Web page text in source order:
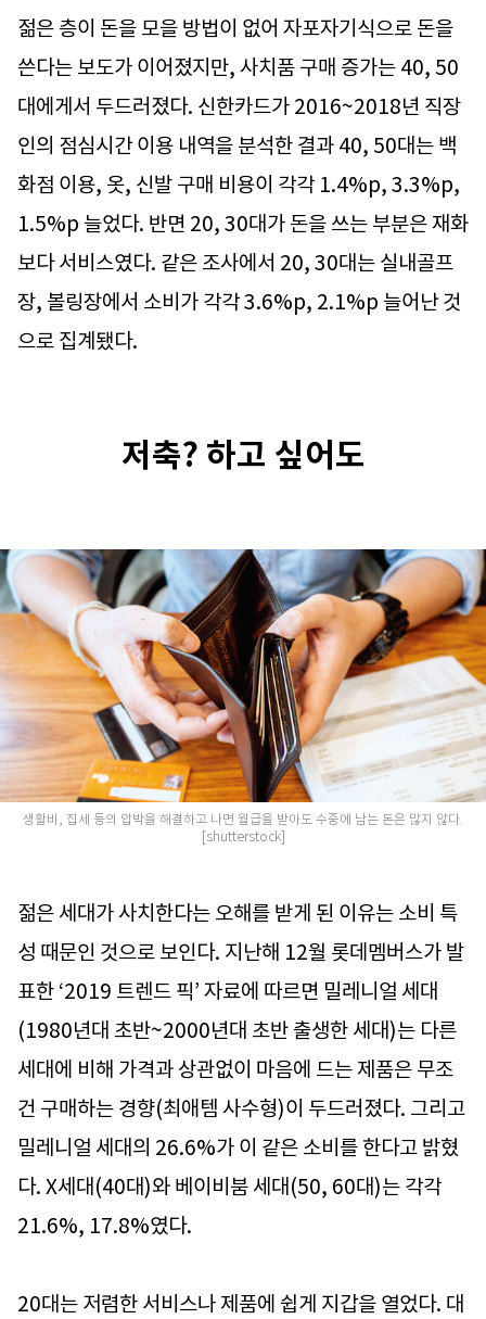
젊은 층이 돈을 모을 방법이 없어 자포자기식으로 돈을
쓴다는 보도가 이어졌지만, 사치품 구매 증가는 40, 50
대에게서 두드러졌다. 신한카드가 2016~2018년 직장
인의 점심시간 이용 내역을 분석한 결과 40, 50대는 백
화점 이용, 옷, 신발 구매 비용이 각각 1.4%p, 3.3%p,
1.5%p 늘었다. 반면 20, 30대가 돈을 쓰는 부분은 재화
보다 서비스였다. 같은 조사에서 20, 30대는 실내골프
장, 볼링장에서 소비가 각각 3.6%p, 2.1%p 늘어난 것
으로 집계됐다.
저축? 하고 싶어도
생활비, 집세 등의 압박을 해결하고 나면 월급을 받아도 수중에 남는 돈은 많지 않다.
[shutterstock]
젊은 세대가 사치한다는 오해를 받게 된 이유는 소비 특
성 때문인 것으로 보인다. 지난해 12월 롯데멤버스가 발
표한 ‘2019 트렌드 픽’ 자료에 따르면 밀레니얼 세대
(1980년대 초반~2000년대 초반 출생한 세대)는 다른
세대에 비해 가격과 상관없이 마음에 드는 제품은 무조
건 구매하는 경향(최애템 사수형)이 두드러졌다. 그리고
밀레니얼 세대의 26.6%가 이 같은 소비를 한다고 밝혔
다. X세대(40대)와 베이비붐 세대(50, 60대)는 각각
21.6%, 17.8%였다.
20대는 저렴한 서비스나 제품에 쉽게 지갑을 열었다. 대